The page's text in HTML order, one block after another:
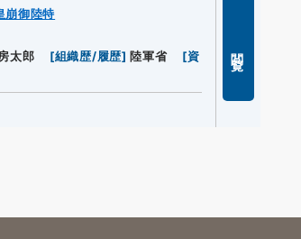
崩御陸特
太郎 [組織歴/履歴] 陸軍省 [資